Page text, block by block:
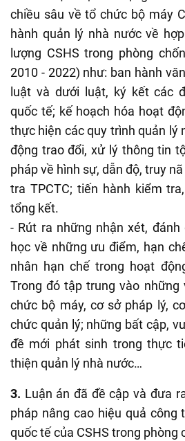
chiều sâu về tổ chức bộ máy
hành quản lý nhà nước về
lượng CSHS trong phòng
2010 - 2022) như: ban hành
luật và dưới luật, ký kết các
quốc tế; kế hoạch hóa hoạt
thực hiện các quy trình quản lý
động trao đổi, xử lý thông tin
pháp về hình sự, dẫn độ, truy
tra TPCTC; tiến hành kiểm
tổng kết.
- Rút ra những nhận xét,
học về những ưu điểm, hạn
nhân hạn chế trong hoạt
Trong đó tập trung vào những
chức bộ máy, cơ sở pháp lý,
chức quản lý; những bất cập,
đề mới phát sinh trong thực
thiện quản lý nhà nước…
3. Luận án đã đề cập và đưa
pháp nâng cao hiệu quả công
quốc tế của CSHS trong phòng